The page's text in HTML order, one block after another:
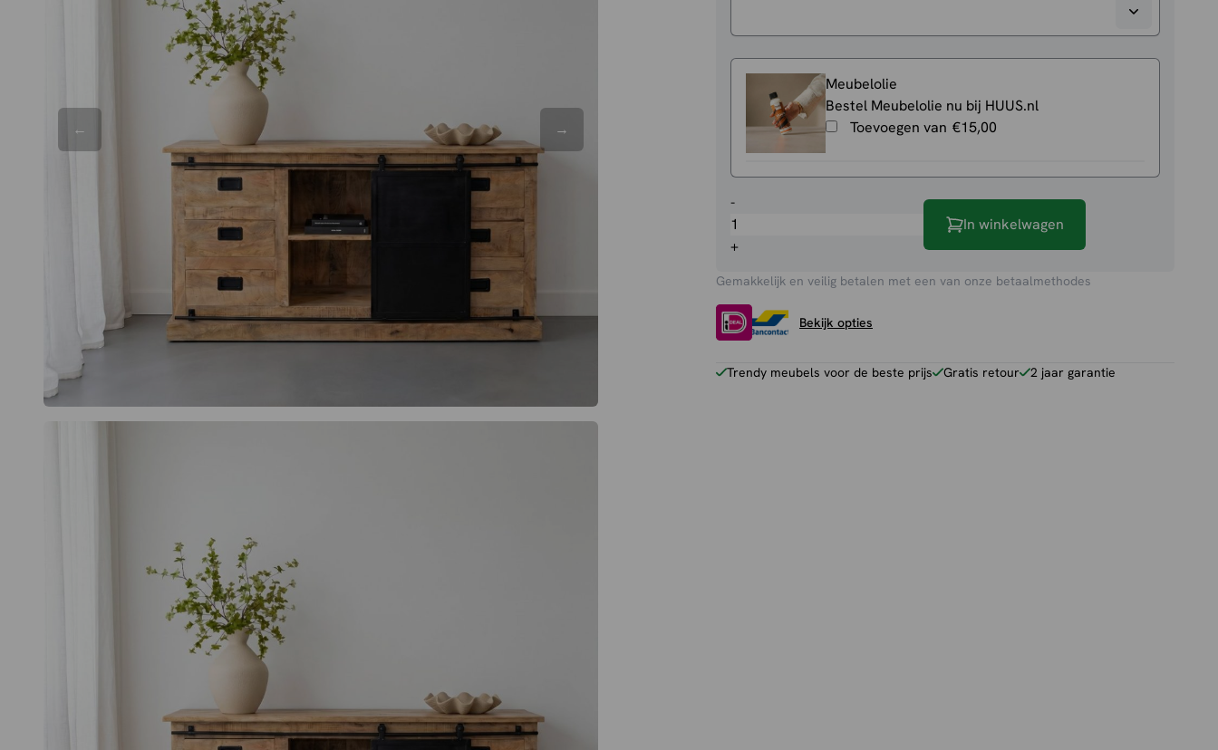
Meubelolie
Bestel Meubelolie nu bij HUUS.nl
Toevoegen van €15,00
-Dressoir
Lotte
aantal
+
In winkelwagen
Gemakkelijk en veilig betalen met een van onze betaalmethodes
Bekijk opties
Trendy meubels voor de beste prijs Gratis retour 2 jaar garantie